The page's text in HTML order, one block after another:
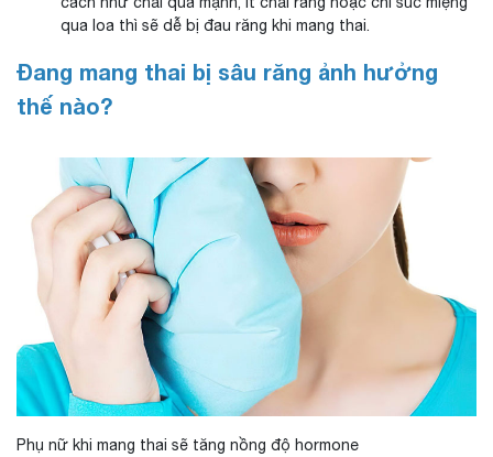
qua loa thì sẽ dễ bị đau răng khi mang thai.
Đang mang thai bị sâu răng ảnh hưởng
thế nào?
Phụ nữ khi mang thai sẽ tăng nồng độ hormone